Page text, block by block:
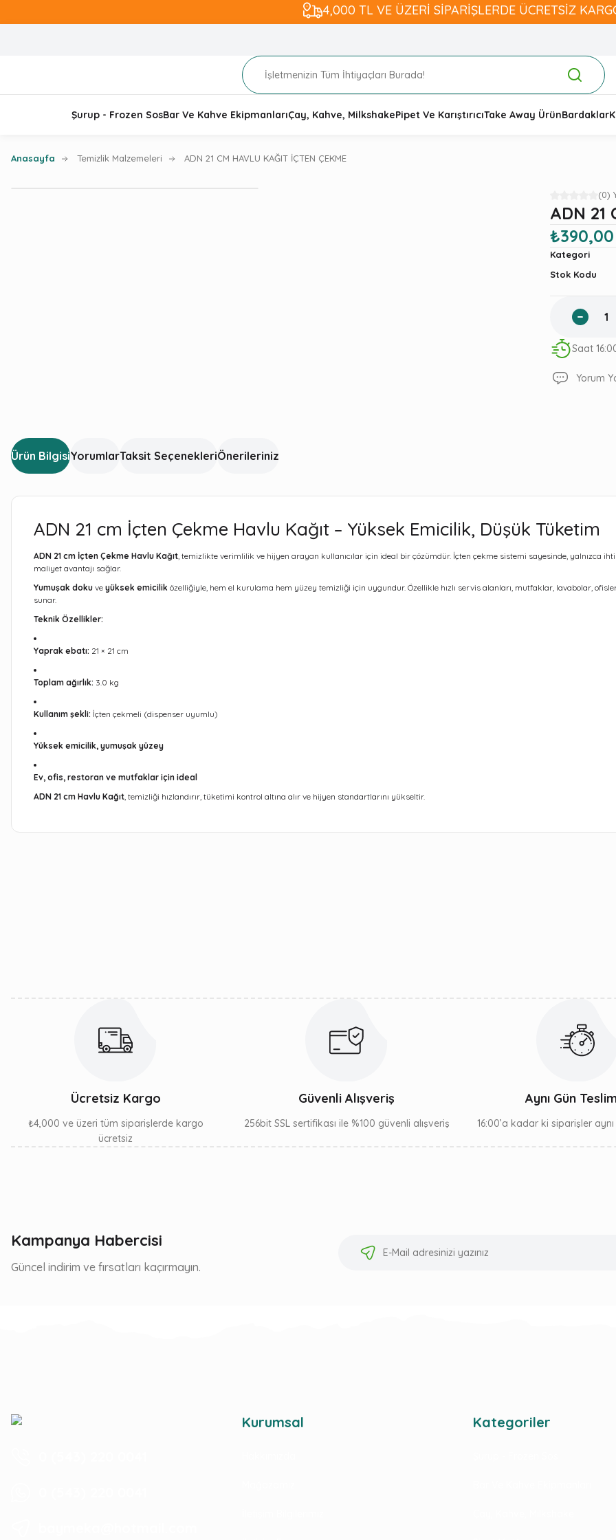
4,000 TL VE ÜZERİ SİPARİŞLERDE ÜCRETSİZ
Şurup - Frozen SosBar Ve Kahve EkipmanlarıÇay, Kahve, MilkshakePipet Ve KarıştırıcıTake Away ÜrünBardaklar
Anasayfa Temizlik Malzemeleri ADN 21 CM HAVLU KAĞIT İÇTEN ÇEKME
(0)
ADN 21
₺390,00
Kategori
Stok Kodu
Saat
Yorum
Ürün BilgisiYorumlarTaksit SeçenekleriÖnerileriniz
ADN 21 cm İçten Çekme Havlu Kağıt – Yüksek Emicilik, Düşük Tüketim
ADN 21 cm İçten Çekme Havlu Kağıt, temizlikte verimlilik ve hijyen arayan kullanıcılar için ideal bir çözümdür. İçten çekme sistemi sayesinde, yalnızca
maliyet avantajı sağlar.
Yumuşak doku ve yüksek emicilik özelliğiyle, hem el kurulama hem yüzey temizliği için uygundur. Özellikle hızlı servis alanları, mutfaklar, lavabolar,
sunar.
Teknik Özellikler:
Yaprak ebatı: 21 × 21 cm
Toplam ağırlık: 3.0 kg
Kullanım şekli: İçten çekmeli (dispenser uyumlu)
Yüksek emicilik, yumuşak yüzey
Ev, ofis, restoran ve mutfaklar için ideal
ADN 21 cm Havlu Kağıt, temizliği hızlandırır, tüketimi kontrol altına alır ve hijyen standartlarını yükseltir.
Ücretsiz Kargo
₺4,000 ve üzeri tüm siparişlerde kargo
ücretsiz
Güvenli Alışveriş
256bit SSL sertifikası ile %100 güvenli alışveriş
Aynı Gün
16:00’a kadar ki siparişler
Kampanya Habercisi
Güncel indirim ve fırsatları kaçırmayın.
Kurumsal Kategoriler